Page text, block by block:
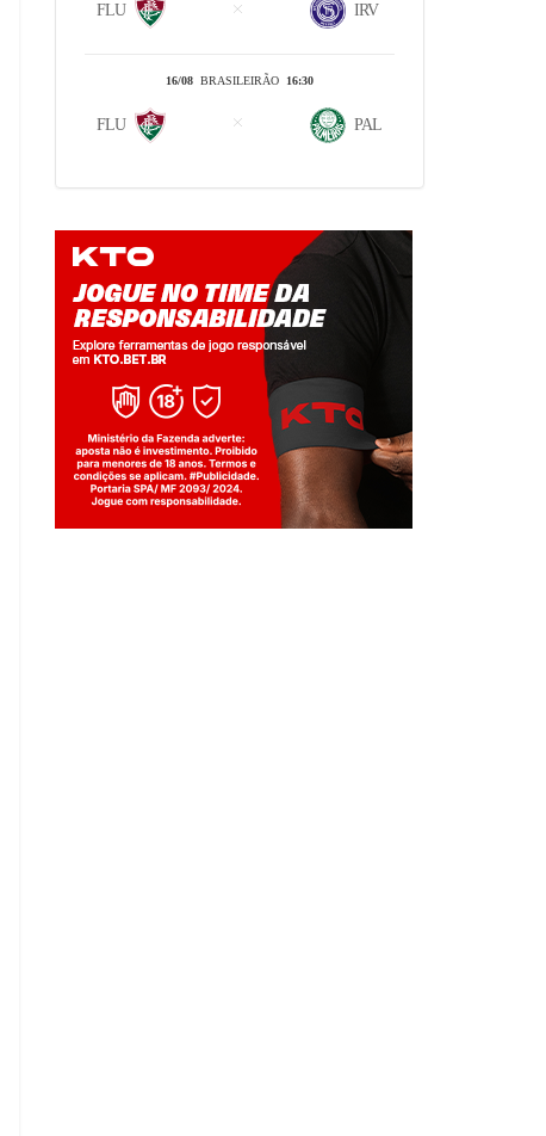
FLU IRV
16/08 BRASILEIRÃO 16:30
FLU PAL
Jogue com responsabilidade. 18+